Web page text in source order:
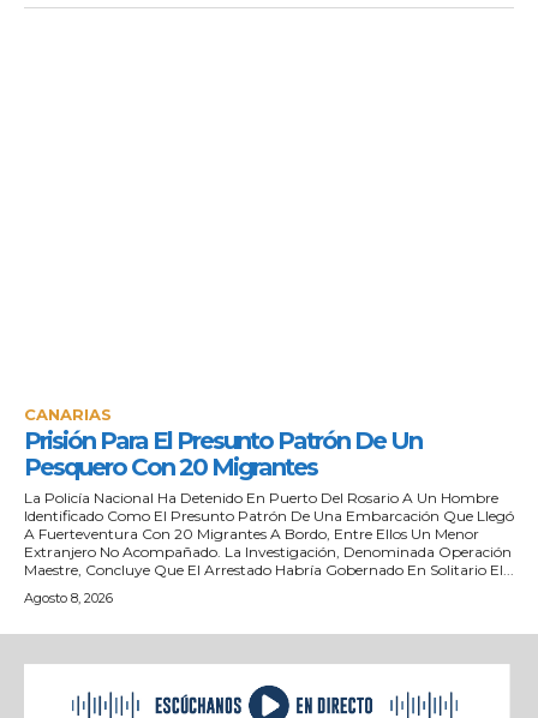
CANARIAS
Prisión Para El Presunto Patrón De Un
Pesquero Con 20 Migrantes
La Policía Nacional Ha Detenido En Puerto Del Rosario A Un Hombre
Identificado Como El Presunto Patrón De Una Embarcación Que Llegó
A Fuerteventura Con 20 Migrantes A Bordo, Entre Ellos Un Menor
Extranjero No Acompañado. La Investigación, Denominada Operación
Maestre, Concluye Que El Arrestado Habría Gobernado En Solitario El...
Agosto 8, 2026